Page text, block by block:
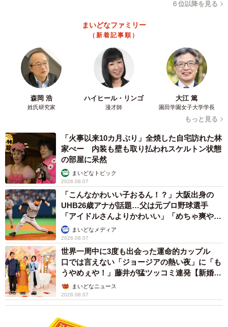
６位以降を見る
まいどなファミリー
（新着記事順）
森岡 浩
姓氏研究家
ハイヒール・リンゴ
漫才師
大江 篤
園田学園女子大学学長
もっと見る
「火事以来10カ月ぶり」全焼した自宅訪れた林
家ぺー 内装も壁も取り払われスケルトン状態
の部屋に呆然
まいどなトピック
2026.08.07
「こんなかわいい子おるん！？」大阪出身の
UHB26歳アナが話題…父は元プロ野球選手
「アイドルさんよりかわいい」「めちゃ爽や
か」まいどなメディア
2026.08.07
世界一周中に3度も出会った運命的カップル
口では言えない「ジョージアの熱い夜」に「も
うやめぇや！」藤井が猛ツッコミ連発【新婚さ
ん】まいどなニュース
2026.08.07